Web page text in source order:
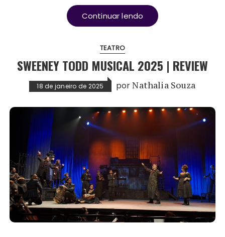
Continuar lendo
TEATRO
SWEENEY TODD MUSICAL 2025 | REVIEW
18 de janeiro de 2025 porNathalia Souza